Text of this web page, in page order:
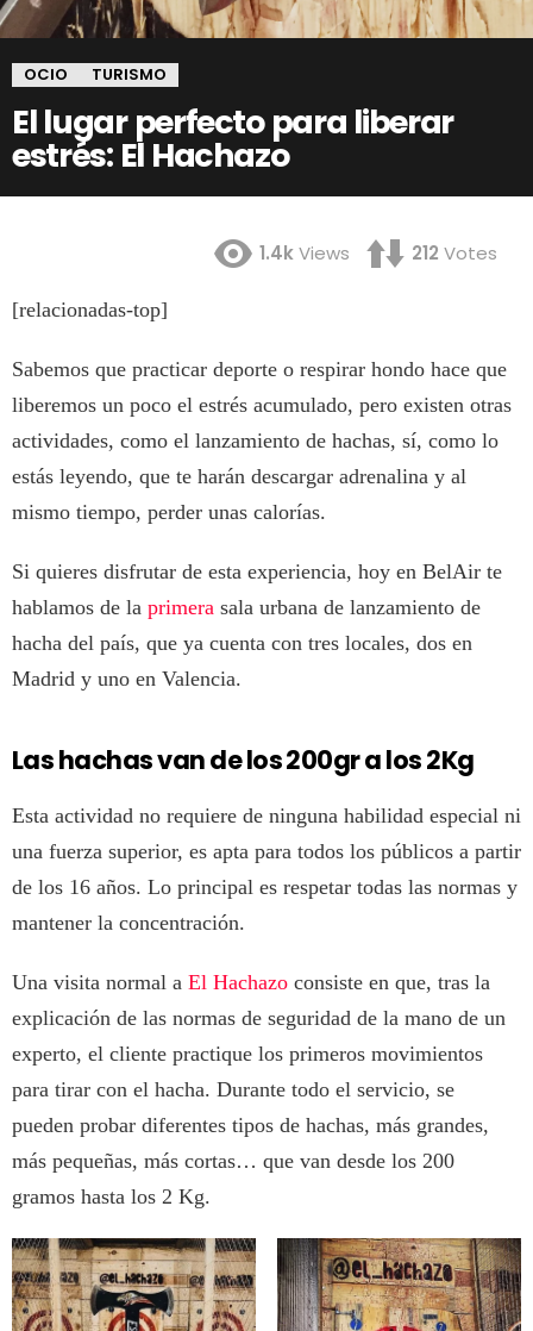
OCIO TURISMO
El lugar perfecto para liberar
estrés: El Hachazo
1.4kViews 212 Votes
[relacionadas-top]
Sabemos que practicar deporte o respirar hondo hace que
liberemos un poco el estrés acumulado, pero existen otras
actividades, como el lanzamiento de hachas, sí, como lo
estás leyendo, que te harán descargar adrenalina y al
mismo tiempo, perder unas calorías.
Si quieres disfrutar de esta experiencia, hoy en BelAir te
hablamos de la primera sala urbana de lanzamiento de
hacha del país, que ya cuenta con tres locales, dos en
Madrid y uno en Valencia.
Las hachas van de los 200gr a los 2Kg
Esta actividad no requiere de ninguna habilidad especial ni
una fuerza superior, es apta para todos los públicos a partir
de los 16 años. Lo principal es respetar todas las normas y
mantener la concentración.
Una visita normal a El Hachazo consiste en que, tras la
explicación de las normas de seguridad de la mano de un
experto, el cliente practique los primeros movimientos
para tirar con el hacha. Durante todo el servicio, se
pueden probar diferentes tipos de hachas, más grandes,
más pequeñas, más cortas… que van desde los 200
gramos hasta los 2 Kg.